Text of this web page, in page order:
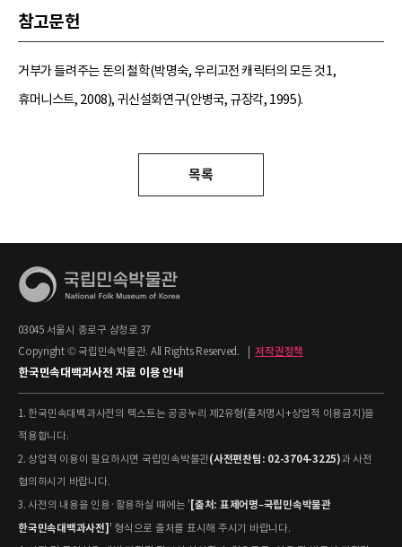
참고문헌
거부가 들려주는 돈의 철학(박명숙, 우리고전 캐릭터의 모든 것1,
휴머니스트, 2008), 귀신설화연구(안병국, 규장각, 1995).
목록
03045 서울시 종로구 삼청로 37
Copyright © 국립민속박물관. All Rights Reserved.
저작권정책
한국민속대백과사전 자료 이용 안내
1. 한국민속대백과사전의 텍스트는 공공누리 제2유형(출처명시+상업적 이용금지)을
적용합니다.
2. 상업적 이용이 필요하시면 국립민속박물관(사전편찬팀: 02-3704-3225)과 사전
협의하시기 바랍니다.
3. 사전의 내용을 인용·활용하실 때에는 ' [출처: 표제어명–국립민속박물관
한국민속대백과사전] ' 형식으로 출처를 표시해 주시기 바랍니다.